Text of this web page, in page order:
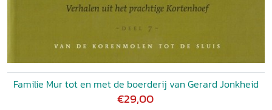
Familie Mur tot en met de boerderij van Gerard Jonkheid
€29,00